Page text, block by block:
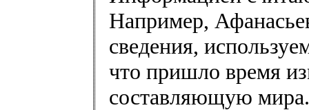
Например,
сведения,
что пришло время
составляющую мира.